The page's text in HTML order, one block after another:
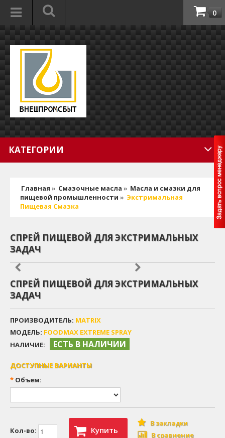
0
КАТЕГОРИИ
Главная » Смазочные масла » Масла и смазки для
пищевой промышленности » Экстримальная
Пищевая Смазка
СПРЕЙ ПИЩЕВОЙ ДЛЯ ЭКСТРИМАЛЬНЫХ
ЗАДАЧ
СПРЕЙ ПИЩЕВОЙ ДЛЯ ЭКСТРИМАЛЬНЫХ
ЗАДАЧ
ПРОИЗВОДИТЕЛЬ: MATRIX
МОДЕЛЬ: FOODMAX EXTREME SPRAY
НАЛИЧИЕ:
ЕСТЬ В НАЛИЧИИ
ДОСТУПНЫЕ ВАРИАНТЫ
* Объем:
Кол-во: Купить
В закладки
В сравнение